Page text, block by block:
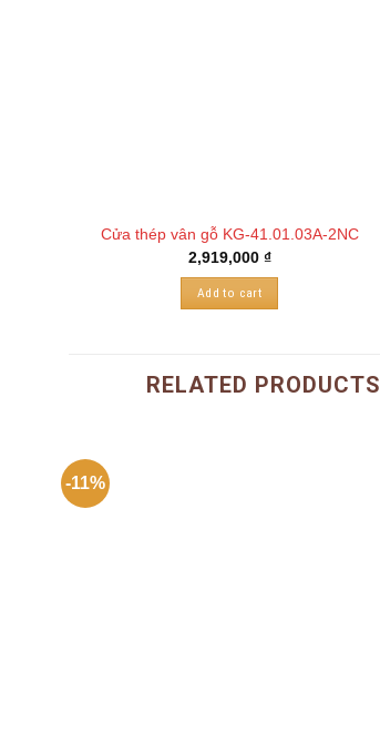
Cửa thép vân gỗ KG-41.01.03A-2NC
2,919,000 ₫
Add to cart
RELATED PRODUCTS
-11%